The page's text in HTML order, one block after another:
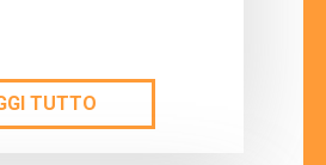
TUTTO